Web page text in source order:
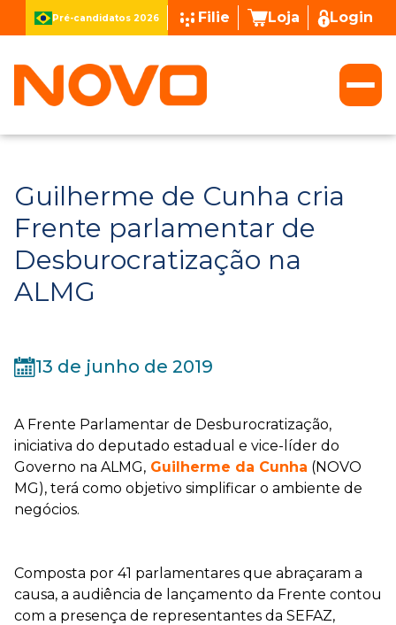
Pré-candidatos 2026 Filie Loja Login
Guilherme de Cunha cria
Frente parlamentar de
Desburocratização na
ALMG
13 de junho de 2019
A Frente Parlamentar de Desburocratização,
iniciativa do deputado estadual e vice-líder do
Governo na ALMG, Guilherme da Cunha (NOVO
MG), terá como objetivo simplificar o ambiente de
negócios.
Composta por 41 parlamentares que abraçaram a
causa, a audiência de lançamento da Frente contou
com a presença de representantes da SEFAZ,